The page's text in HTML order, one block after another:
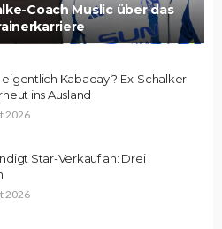
Coach Muslic über das
Kabadayi? Ex-Schalker
ins Ausland
2026
Star-Verkauf an: Drei
2026